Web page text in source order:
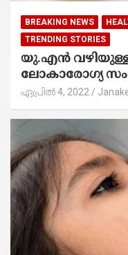
BREAKING NEWS
TRENDING STORIES
യു.എൻ
ലോകാരോഗ്യ
ഏപ്രിൽ 4, 2022